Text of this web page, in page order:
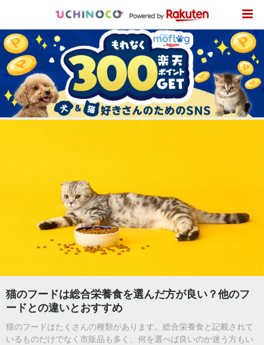
猫のフードは総合栄養食を選んだ方が良い？他のフ
ードとの違いとおすすめ
猫のフードはたくさんの種類があります。総合栄養食と記載されて
いるものだけでなく市販品も多く、何を選べば良いのか迷う方もい